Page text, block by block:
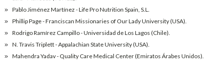
Pablo Jiménez Martínez - Life Pro Nutrition Spain, S.L.
Phillip Page - Franciscan Missionaries of Our Lady University (USA).
Rodrigo Ramírez Campillo - Universidad de Los Lagos (Chile).
N. Travis Triplett - Appalachian State University (USA).
Mahendra Yadav - Quality Care Medical Center (Emiratos Árabes Unidos).